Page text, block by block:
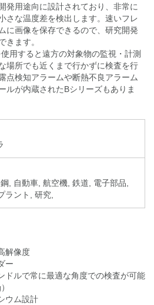
発用途向に設計されており、非常に
さな温度差を検出します。速いフレ
に画像を保存できるので、研究開発
きます。
用すると遠方の対象物の監視・計測
場所でも近くまで行かずに検査を行
点検知アラームや断熱不良アラーム
ルが内蔵されたBシリーズもありま
, 自動車, 航空機, 鉄道, 電子部品,
ラント, 研究,
解像度
ー
ドルで常に最適な角度での検査が可能
ウム設計